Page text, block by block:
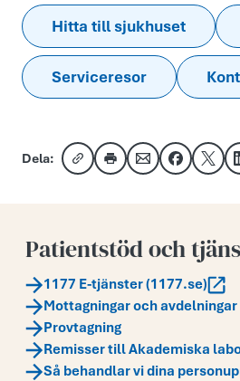
Hitta till sjukhuset
Serviceresor
Dela:
Kopiera länk
Skriv utDela via e-post
Dela påDela
Patientstöd och
1177 E-tjänster (1177.se)
Mottagningar och avdelningar
Provtagning
Remisser till Akademiska
Så behandlar vi dina